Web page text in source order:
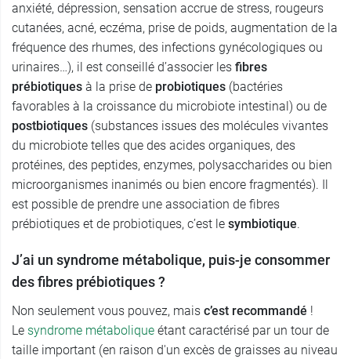
anxiété, dépression, sensation accrue de stress, rougeurs
cutanées, acné, eczéma, prise de poids, augmentation de la
fréquence des rhumes, des infections gynécologiques ou
urinaires…), il est conseillé d’associer les fibres
prébiotiques à la prise de probiotiques (bactéries
favorables à la croissance du microbiote intestinal) ou de
postbiotiques (substances issues des molécules vivantes
du microbiote telles que des acides organiques, des
protéines, des peptides, enzymes, polysaccharides ou bien
microorganismes inanimés ou bien encore fragmentés). Il
est possible de prendre une association de fibres
prébiotiques et de probiotiques, c’est le symbiotique.
J’ai un syndrome métabolique, puis-je consommer
des fibres prébiotiques ?
Non seulement vous pouvez, mais c’est recommandé !
Le syndrome métabolique étant caractérisé par un tour de
taille important (en raison d'un excès de graisses au niveau